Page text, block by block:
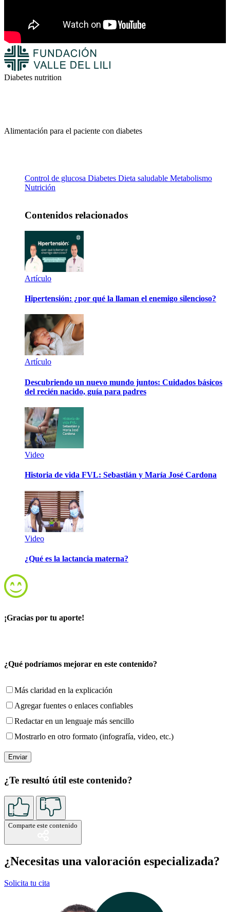
Diabetes nutrition
Alimentación para el paciente con diabetes
Control de glucosa Diabetes Dieta saludable Metabolismo
Nutrición
Contenidos relacionados
Artículo
Hipertensión: ¿por qué la llaman el enemigo silencioso?
Artículo
Descubriendo un nuevo mundo juntos: Cuidados básicos
del recién nacido, guía para padres
Video
Historia de vida FVL: Sebastián y María José Cardona
Video
¿Qué es la lactancia materna?
¡Gracias por tu aporte!
¿Qué podríamos mejorar en este contenido?
Más claridad en la explicación
Agregar fuentes o enlaces confiables
Redactar en un lenguaje más sencillo
Mostrarlo en otro formato (infografía, video, etc.)
¿Te resultó útil este contenido?
Comparte este contenido
¿Necesitas una valoración especializada?
Solicita tu cita